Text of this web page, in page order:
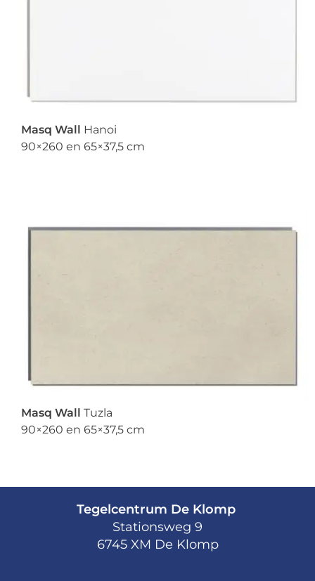
Masq Wall
Hanoi
90×260 en 65×37,5 cm
Masq Wall
Tuzla
90×260 en 65×37,5 cm
Tegelcentrum De Klomp
Stationsweg 9
6745 XM De Klomp